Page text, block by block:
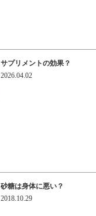
サプリメントの効果？
2026.04.02
砂糖は身体に悪い？
2018.10.29